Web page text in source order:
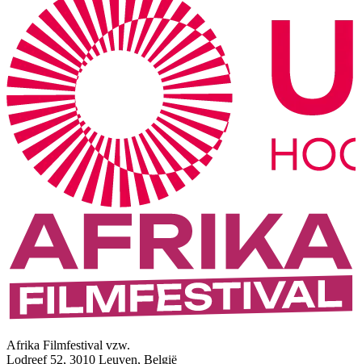
Afrika Filmfestival vzw.
Lodreef 52, 3010 Leuven, België